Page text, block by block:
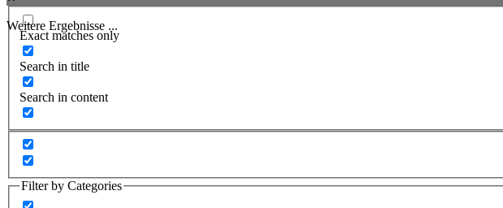
Weitere Ergebnisse ...
Exact matches only
Search in title
Search in content
Filter by Categories